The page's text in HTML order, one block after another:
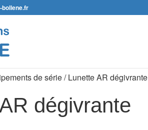
de série / Lunette AR dégivrante
dégivrante